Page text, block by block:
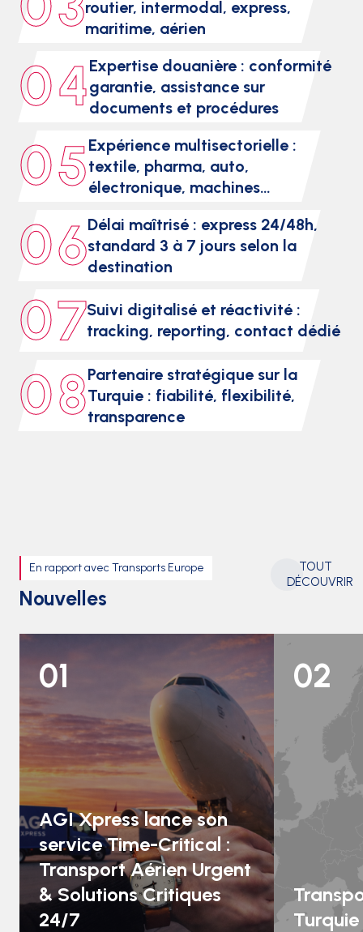
routier, intermodal, express,
maritime, aérien
0 4Expertise douanière : conformité
garantie, assistance sur
documents et procédures
0 5Expérience multisectorielle :
textile, pharma, auto,
électronique, machines…
0 6Délai maîtrisé : express 24/48h,
standard 3 à 7 jours selon la
destination
0 7Suivi digitalisé et réactivité :
tracking, reporting, contact dédié
0 8Partenaire stratégique sur la
Turquie : fiabilité, flexibilité,
transparence
En rapport avec Transports Europe
Nouvelles
TOUT
DÉCOUVRIR
01
AGI Xpress lance son
service Time-Critical :
Transport Aérien Urgent
& Solutions Critiques
24/7
02